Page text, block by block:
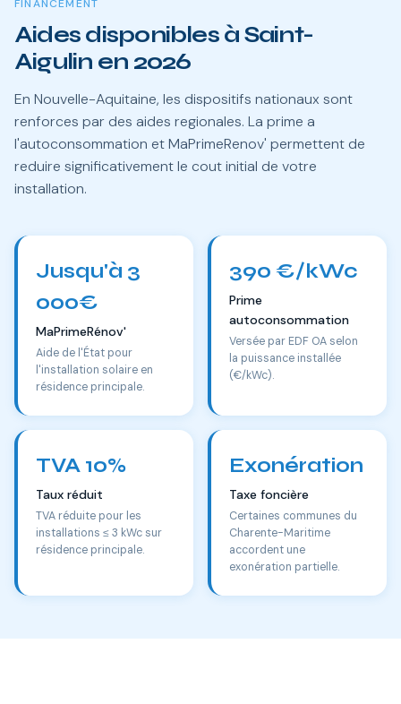
FINANCEMENT
Aides disponibles à Saint-
Aigulin en 2026
En Nouvelle-Aquitaine, les dispositifs nationaux sont
renforces par des aides regionales. La prime a
l'autoconsommation et MaPrimeRenov' permettent de
reduire significativement le cout initial de votre
installation.
Jusqu'à 3
000€
MaPrimeRénov'
Aide de l'État pour
l'installation solaire en
résidence principale.
390 €/kWc
Prime
autoconsommation
Versée par EDF OA selon
la puissance installée
(€/kWc).
TVA 10%
Taux réduit
TVA réduite pour les
installations ≤ 3 kWc sur
résidence principale.
Exonération
Taxe foncière
Certaines communes du
Charente-Maritime
accordent une
exonération partielle.